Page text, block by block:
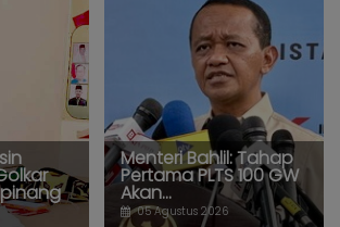
Menteri Bahlil: Tahap
Pertama PLTS 100 GW
Akan...
05 Agustus 2026